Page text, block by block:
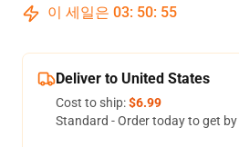
이 세일은 03: 50: 54
Deliver to United States
Cost to ship:$6.99
Standard - Order today to get by